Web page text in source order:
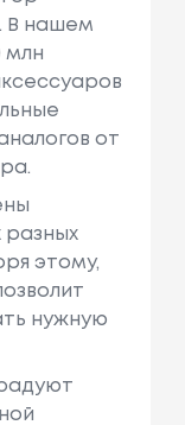
В нашем
млн
от
разных
этому,
нужную